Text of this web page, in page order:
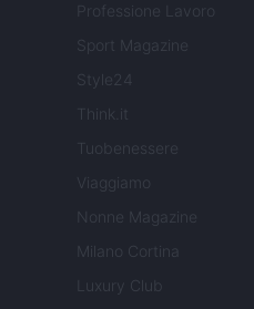
Professione Lavoro
Sport Magazine
Style24
Think.it
Tuobenessere
Viaggiamo
Nonne Magazine
Milano Cortina
Luxury Club